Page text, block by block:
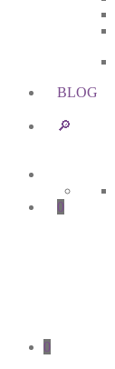
BLOG
🔎︎
0
0